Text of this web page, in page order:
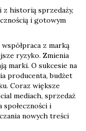
z historią sprzedaży,
i gotowym
z marką
ryzyko. Zmienia
marki. O sukcesie na
producenta, budżet
Coraz większe
mediach, sprzedaż
społeczności i
nowych treści